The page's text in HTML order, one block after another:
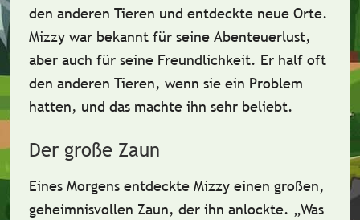
den anderen Tieren und entdeckte neue Orte.
Mizzy war bekannt für seine Abenteuerlust,
aber auch für seine Freundlichkeit. Er half oft
den anderen Tieren, wenn sie ein Problem
hatten, und das machte ihn sehr beliebt.
Der große Zaun
Eines Morgens entdeckte Mizzy einen großen,
geheimnisvollen Zaun, der ihn anlockte. „Was